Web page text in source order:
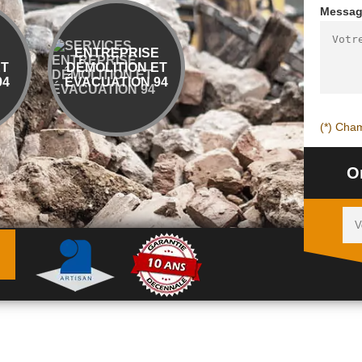
ENTREPRISE
DÉMOLITION ET
ÉVACUATION 94
BÉTON DÉSACTIVÉ
OU LAVÉ 94
(*)